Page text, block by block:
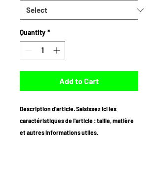
Quantity *
Add to Cart
Description d'article. Saisissez ici les
caractéristiques de l'article : taille, matière
et autres informations utiles.